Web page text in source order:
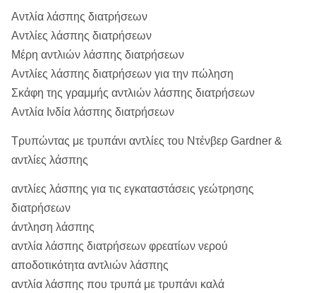
Αντλία λάσπης διατρήσεων
Αντλίες λάσπης διατρήσεων
Μέρη αντλιών λάσπης διατρήσεων
Αντλίες λάσπης διατρήσεων για την πώληση
Σκάφη της γραμμής αντλιών λάσπης διατρήσεων
Αντλία Ινδία λάσπης διατρήσεων
Τρυπώντας με τρυπάνι αντλίες του Ντένβερ Gardner &
αντλίες λάσπης
αντλίες λάσπης για τις εγκαταστάσεις γεώτρησης
διατρήσεων
άντληση λάσπης
αντλία λάσπης διατρήσεων φρεατίων νερού
αποδοτικότητα αντλιών λάσπης
αντλία λάσπης που τρυπά με τρυπάνι καλά